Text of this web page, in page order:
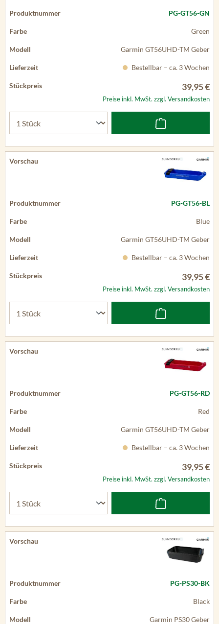
PG-GT56-GN
Green
Garmin GT56UHD-TM Geber
Bestellbar – ca. 3 Wochen
39,95 €
Preise inkl. MwSt. zzgl. Versandkosten
PG-GT56-BL
Blue
Garmin GT56UHD-TM Geber
Bestellbar – ca. 3 Wochen
39,95 €
Preise inkl. MwSt. zzgl. Versandkosten
PG-GT56-RD
Red
Garmin GT56UHD-TM Geber
Bestellbar – ca. 3 Wochen
39,95 €
Preise inkl. MwSt. zzgl. Versandkosten
PG-PS30-BK
Black
Garmin PS30 Geber